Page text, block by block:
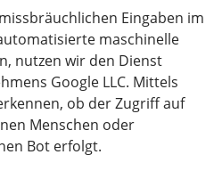
Eingaben im
maschinelle
nutzen wir den Dienst
Google LLC. Mittels
ob der Zugriff auf
Menschen oder
Bot erfolgt.